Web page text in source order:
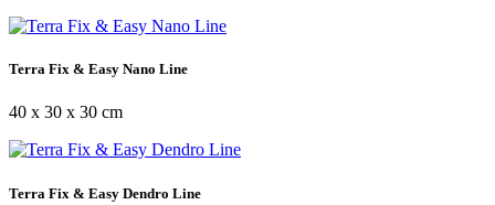
Terra Fix & Easy Nano Line
40 x 30 x 30 cm
Terra Fix & Easy Dendro Line